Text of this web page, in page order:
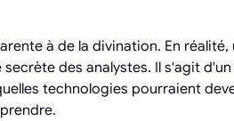
à de la divination. En
des analystes. Il s'agit
technologies pourraient